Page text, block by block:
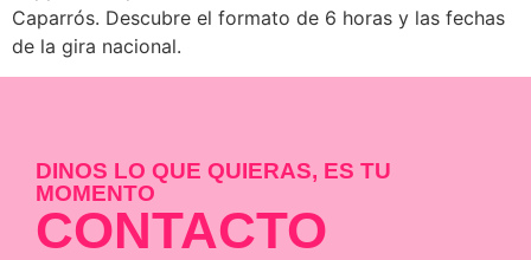
Caparrós. Descubre el formato de 6 horas y las fechas
de la gira nacional.
DINOS LO QUE QUIERAS, ES TU
MOMENTO
CONTACTO